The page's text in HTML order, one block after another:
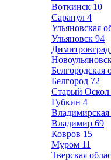
Воткинск 10
Сарапул 4
Ульяновская
Ульяновск 94
Димитровград
Белгородская
Белгород 72
Старый Оскол
Губкин 4
Владимирская
Владимир 69
Ковров 15
Муром 11
Тверская